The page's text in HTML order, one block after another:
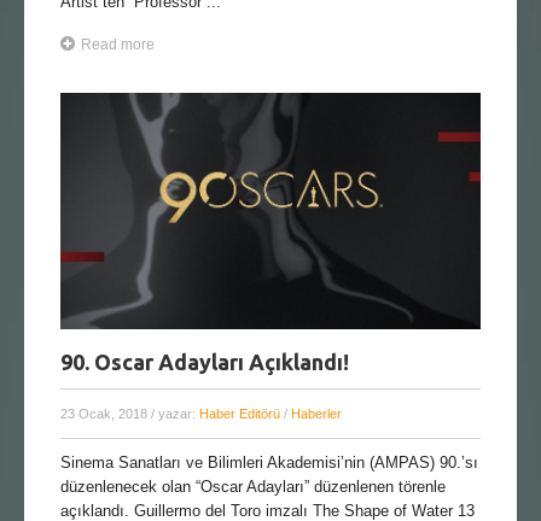
Read more
90. Oscar Adayları Açıklandı!
23 Ocak, 2018 / yazar: Haber Editörü / Haberler
Sinema Sanatları ve Bilimleri Akademisi’nin (AMPAS) 90.’sı
düzenlenecek olan “Oscar Adayları” düzenlenen törenle
açıklandı. Guillermo del Toro imzalı The Shape of Water 13